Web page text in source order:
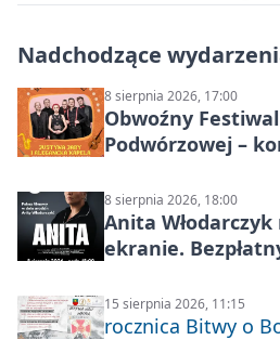
Nadchodzące
8 sierpnia 2026, 17:00
Obwoźny
Podwórzowej –
8 sierpnia 2026, 18:00
Anita
ekranie.
15 sierpnia 2026, 11:15
rocznica Bitwy o